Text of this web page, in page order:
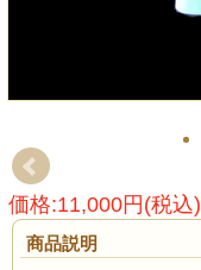
価格:11,000円(税込)
商品説明